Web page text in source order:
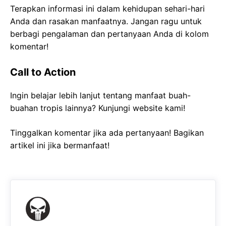
Terapkan informasi ini dalam kehidupan sehari-hari
Anda dan rasakan manfaatnya. Jangan ragu untuk
berbagi pengalaman dan pertanyaan Anda di kolom
komentar!
Call to Action
Ingin belajar lebih lanjut tentang manfaat buah-
buahan tropis lainnya? Kunjungi website kami!
Tinggalkan komentar jika ada pertanyaan! Bagikan
artikel ini jika bermanfaat!